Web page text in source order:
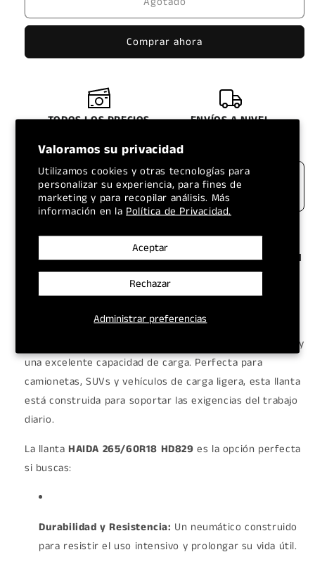
Valoramos su privacidad
Utilizamos cookies y otras tecnologías para
personalizar su experiencia, para fines de
marketing y para recopilar análisis. Más
información en laPolítica de Privacidad.
Administrar preferencias
Aceptar
Rechazar
HAIDA
120/117S
HAIDA
10PR
120/117S
HD829
Comprar ahora
TODOS LOS PRECIOS ENVÍOS A NIVEL
HAIDA 265/60R18 10PR 120/117S LT
HD829: Resistencia y Confiabilidad para tu
Camioneta y SUV
, un neumático diseñado para ofrecer una
combinación ideal de rendimiento confiable, durabilidad y
una excelente capacidad de carga. Perfecta para
camionetas, SUVs y vehículos de carga ligera, esta llanta
está construida para soportar las exigencias del trabajo
diario.
La llanta HAIDA 265/60R18 HD829 es la opción perfecta
si buscas:
Durabilidad y Resistencia: Un neumático construido
para resistir el uso intensivo y prolongar su vida útil.